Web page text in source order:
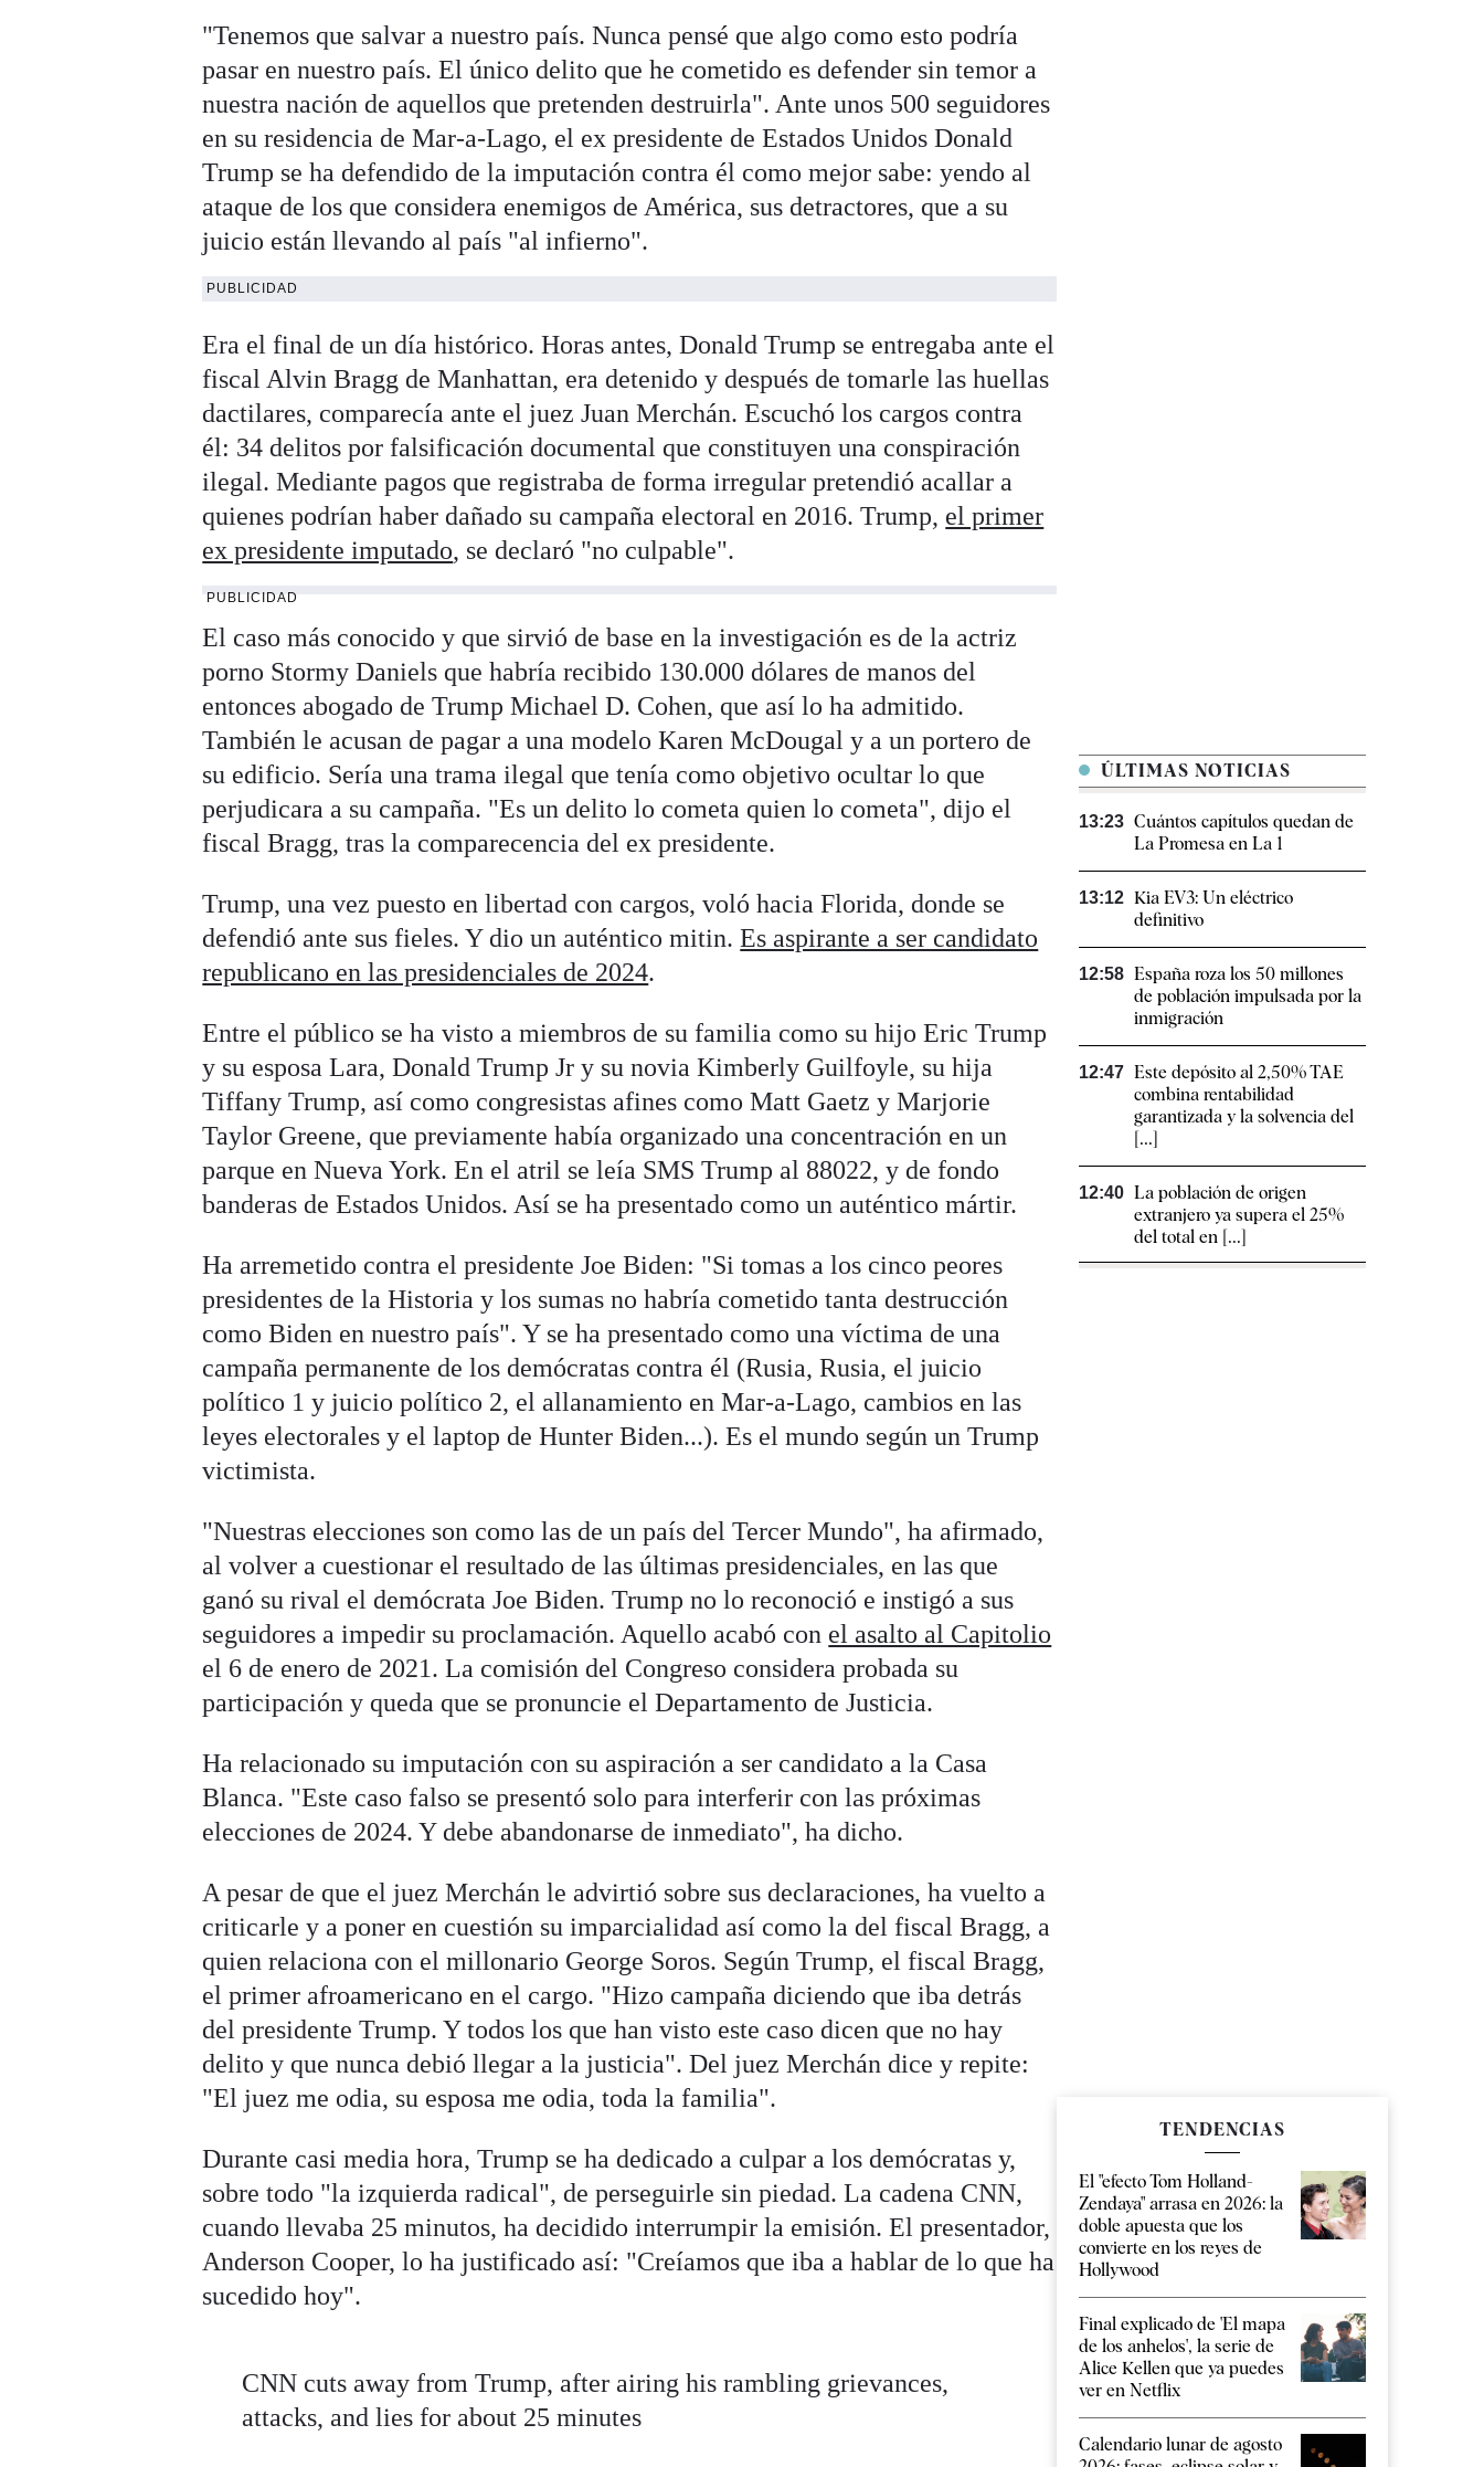
"Tenemos que salvar a nuestro país. Nunca pensé que algo como esto podría
pasar en nuestro país. El único delito que he cometido es defender sin temor a
nuestra nación de aquellos que pretenden destruirla". Ante unos 500 seguidores
en su residencia de Mar-a-Lago, el ex presidente de Estados Unidos Donald
Trump se ha defendido de la imputación contra él como mejor sabe: yendo al
ataque de los que considera enemigos de América, sus detractores, que a su
juicio están llevando al país "al infierno".
PUBLICIDAD
Era el final de un día histórico. Horas antes, Donald Trump se entregaba ante el
fiscal Alvin Bragg de Manhattan, era detenido y después de tomarle las huellas
dactilares, comparecía ante el juez Juan Merchán. Escuchó los cargos contra
él: 34 delitos por falsificación documental que constituyen una conspiración
ilegal. Mediante pagos que registraba de forma irregular pretendió acallar a
quienes podrían haber dañado su campaña electoral en 2016. Trump, el primer
ex presidente imputado, se declaró "no culpable".
PUBLICIDAD
El caso más conocido y que sirvió de base en la investigación es de la actriz
porno Stormy Daniels que habría recibido 130.000 dólares de manos del
entonces abogado de Trump Michael D. Cohen, que así lo ha admitido.
También le acusan de pagar a una modelo Karen McDougal y a un portero de
su edificio. Sería una trama ilegal que tenía como objetivo ocultar lo que
perjudicara a su campaña. "Es un delito lo cometa quien lo cometa", dijo el
fiscal Bragg, tras la comparecencia del ex presidente.
Trump, una vez puesto en libertad con cargos, voló hacia Florida, donde se
defendió ante sus fieles. Y dio un auténtico mitin.Es aspirante a ser candidato
republicano en las presidenciales de 2024.
Entre el público se ha visto a miembros de su familia como su hijo Eric Trump
y su esposa Lara, Donald Trump Jr y su novia Kimberly Guilfoyle, su hija
Tiffany Trump, así como congresistas afines como Matt Gaetz y Marjorie
Taylor Greene, que previamente había organizado una concentración en un
parque en Nueva York. En el atril se leía SMS Trump al 88022, y de fondo
banderas de Estados Unidos. Así se ha presentado como un auténtico mártir.
Ha arremetido contra el presidente Joe Biden: "Si tomas a los cinco peores
presidentes de la Historia y los sumas no habría cometido tanta destrucción
como Biden en nuestro país". Y se ha presentado como una víctima de una
campaña permanente de los demócratas contra él (Rusia, Rusia, el juicio
político 1 y juicio político 2, el allanamiento en Mar-a-Lago, cambios en las
leyes electorales y el laptop de Hunter Biden...). Es el mundo según un Trump
victimista.
"Nuestras elecciones son como las de un país del Tercer Mundo", ha afirmado,
al volver a cuestionar el resultado de las últimas presidenciales, en las que
ganó su rival el demócrata Joe Biden. Trump no lo reconoció e instigó a sus
seguidores a impedir su proclamación. Aquello acabó con el asalto al Capitolio
el 6 de enero de 2021. La comisión del Congreso considera probada su
participación y queda que se pronuncie el Departamento de Justicia.
Ha relacionado su imputación con su aspiración a ser candidato a la Casa
Blanca. "Este caso falso se presentó solo para interferir con las próximas
elecciones de 2024. Y debe abandonarse de inmediato", ha dicho.
A pesar de que el juez Merchán le advirtió sobre sus declaraciones, ha vuelto a
criticarle y a poner en cuestión su imparcialidad así como la del fiscal Bragg, a
quien relaciona con el millonario George Soros. Según Trump, el fiscal Bragg,
el primer afroamericano en el cargo. "Hizo campaña diciendo que iba detrás
del presidente Trump. Y todos los que han visto este caso dicen que no hay
delito y que nunca debió llegar a la justicia". Del juez Merchán dice y repite:
"El juez me odia, su esposa me odia, toda la familia".
Durante casi media hora, Trump se ha dedicado a culpar a los demócratas y,
sobre todo "la izquierda radical", de perseguirle sin piedad. La cadena CNN,
cuando llevaba 25 minutos, ha decidido interrumpir la emisión. El presentador,
Anderson Cooper, lo ha justificado así: "Creíamos que iba a hablar de lo que ha
sucedido hoy".
CNN cuts away from Trump, after airing his rambling grievances,
attacks, and lies for about 25 minutes
ÚLTIMAS NOTICIAS
13:23 Cuántos capítulos quedan de
La Promesa en La 1
13:12 Kia EV3: Un eléctrico
definitivo
12:58 España roza los 50 millones
de población impulsada por la
inmigración
12:47 Este depósito al 2,50% TAE
combina rentabilidad
garantizada y la solvencia del
[...]
12:40 La población de origen
extranjero ya supera el 25%
del total en [...]
TENDENCIAS
El "efecto Tom Holland-
Zendaya" arrasa en 2026: la
doble apuesta que los
convierte en los reyes de
Hollywood
Final explicado de 'El mapa
de los anhelos', la serie de
Alice Kellen que ya puedes
ver en Netflix
Calendario lunar de agosto